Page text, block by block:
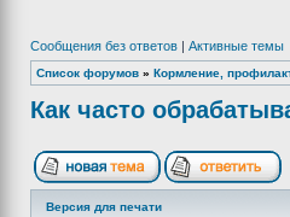
Сообщения без ответов | Активные темы
Список форумов » Кормление,
Как часто
Версия для печати